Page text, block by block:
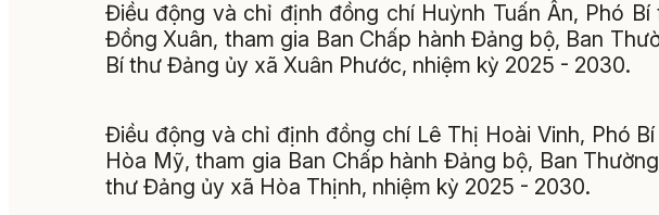
Điều động và chỉ định đồng chí Huỳnh Tuấn Ân, Phó
Đồng Xuân, tham gia Ban Chấp hành Đảng bộ, Ban
Bí thư Đảng ủy xã Xuân Phước, nhiệm kỳ 2025 - 2030.
Điều động và chỉ định đồng chí Lê Thị Hoài Vinh, Phó
Hòa Mỹ, tham gia Ban Chấp hành Đảng bộ, Ban
thư Đảng ủy xã Hòa Thịnh, nhiệm kỳ 2025 - 2030.